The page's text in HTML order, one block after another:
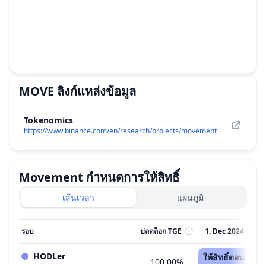
MOVE ลิงก์แหล่งข้อมูล
Tokenomics
https://www.binance.com/en/research/projects/movement
Movement กำหนดการให้สิทธิ์
เส้นเวลา แผนภูมิ
รอบ ปลดล็อก TGE 1. Dec 2024
HODLer ให้สิทธิ์ตอน TGE